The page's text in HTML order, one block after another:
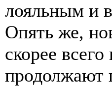
лояльным и
Опять же,
скорее
продолжают